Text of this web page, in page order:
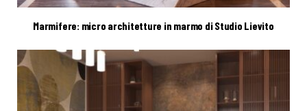
Marmifere: micro architetture in marmo di Studio Lievito